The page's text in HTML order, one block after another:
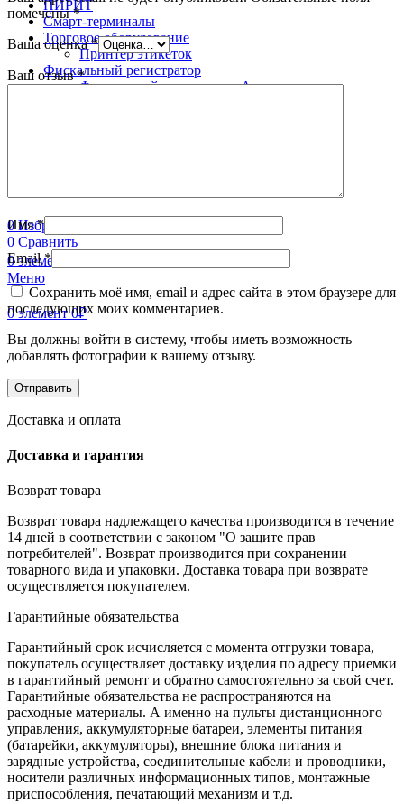
ПИРИТ
Смарт-терминалы
Торговое оборудование
Принтер этикеток
Фискальный регистратор
Фискальный регистратор Атол
0Избранное
0 Сравнить
0элемент
Меню
0элемент 0₽
помечены*
Ваша оценка*
Ваш отзыв*
Имя*
Email*
Сохранить моё имя, email и адрес сайта в этом браузере для
последующих моих комментариев.
Вы должны войти в систему, чтобы иметь возможность
добавлять фотографии к вашему отзыву.
Доставка и оплата
Доставка и гарантия
Возврат товара
Возврат товара надлежащего качества производится в течение
14 дней в соответствии с законом "О защите прав
потребителей". Возврат производится при сохранении
товарного вида и упаковки. Доставка товара при возврате
осуществляется покупателем.
Гарантийные обязательства
Гарантийный срок исчисляется с момента отгрузки товара,
покупатель осуществляет доставку изделия по адресу приемки
в гарантийный ремонт и обратно самостоятельно за свой счет.
Гарантийные обязательства не распространяются на
расходные материалы. А именно на пульты дистанционного
управления, аккумуляторные батареи, элементы питания
(батарейки, аккумуляторы), внешние блока питания и
зарядные устройства, соединительные кабели и проводники,
носители различных информационных типов, монтажные
приспособления, печатающий механизм и т.д.